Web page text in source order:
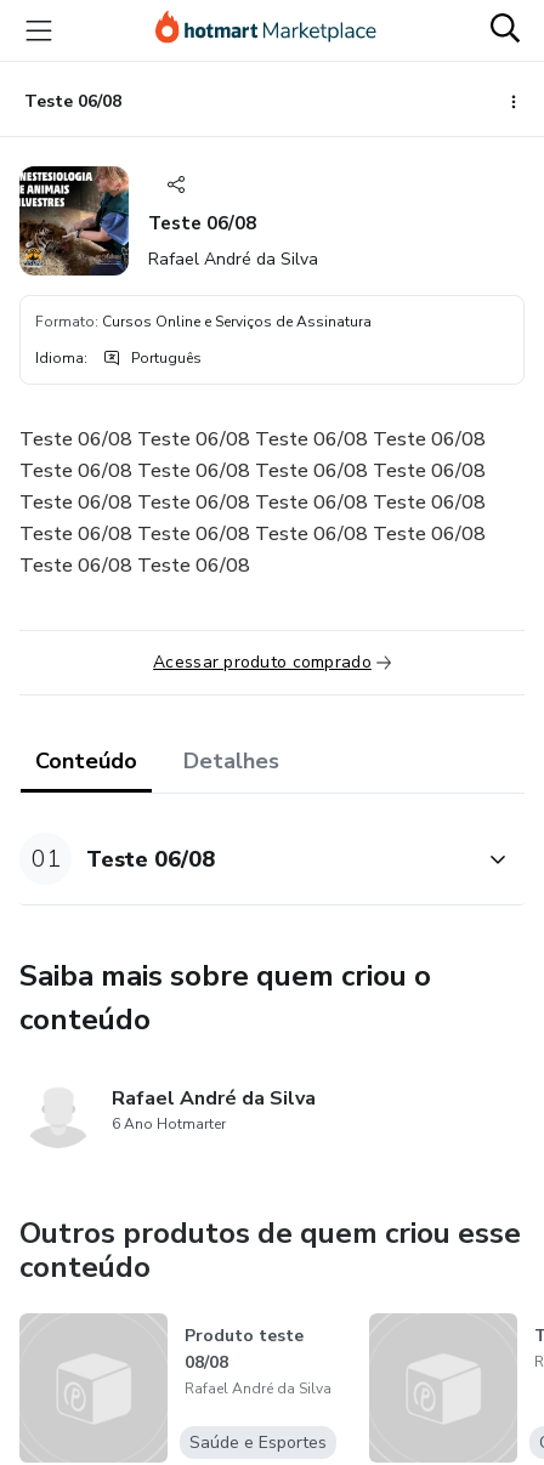
para
conteúdo
principal
para
pagamento
para
rodapé
Teste 06/08
Teste 06/08
Rafael André da Silva
Formato: Cursos Online e Serviços de Assinatura
Idioma: Português
Teste 06/08 Teste 06/08 Teste 06/08 Teste 06/08
Teste 06/08 Teste 06/08 Teste 06/08 Teste 06/08
Teste 06/08 Teste 06/08 Teste 06/08 Teste 06/08
Teste 06/08 Teste 06/08 Teste 06/08 Teste 06/08
Teste 06/08 Teste 06/08
Acessar produto comprado
Conteúdo Detalhes
01 Teste 06/08
Saiba mais sobre quem criou o
conteúdo
Rafael André da Silva
6 Ano Hotmarter
Outros produtos de quem criou esse
conteúdo
Produto teste
08/08
Rafael André da Silva
Saúde e Esportes